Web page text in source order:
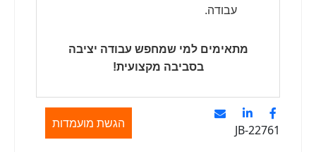
עבודה.
מתאימים למי שמחפש עבודה יציבה
בסביבה מקצועית!
JB-22761 הגשת מועמדות